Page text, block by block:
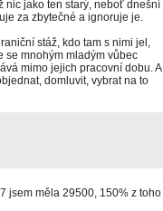
nic jako ten starý, neboť dnešní
za zbytečné a ignoruje je.
stáž, kdo tam s nimi jel,
se mnohým mladým vůbec
mimo jejich pracovní dobu. A
domluvit, vybrat na to
jsem měla 29500, 150% z toho